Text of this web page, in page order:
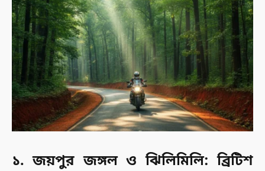
১. জয়পুর জঙ্গল ও ঝিলিমিলি: ব্রিটিশ